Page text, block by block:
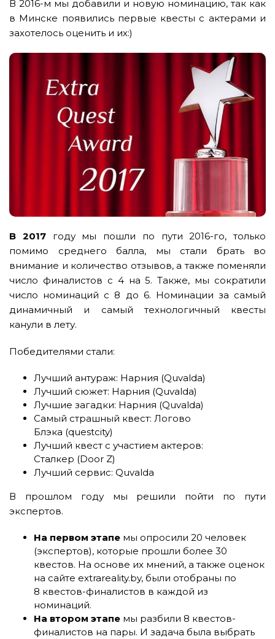
В 2016-м мы добавили и новую номинацию, так как
в Минске появились первые квесты с актерами и
захотелось оценить и их:)
В 2017 году мы пошли по пути 2016-го, только
помимо среднего балла, мы стали брать во
внимание и количество отзывов, а также поменяли
число финалистов с 4 на 5. Также, мы сократили
число номинаций с 8 до 6. Номинации за самый
динамичный и самый технологичный квесты
канули в лету.
Победителями стали:
Лучший антураж: Нарния (Quvalda)
Лучший сюжет: Нарния (Quvalda)
Лучшие загадки: Нарния (Quvalda)
Самый страшный квест: Логово
Блэка (questcity)
Лучший квест с участием актеров:
Сталкер (Door Z)
Лучший сервис: Quvalda
В прошлом году мы решили пойти по пути
экспертов.
На первом этапе мы опросили 20 человек
(экспертов), которые прошли более 30
квестов. На основе их мнений, а также оценок
на сайте extrareality.by, были отобраны по
8 квестов-финалистов в каждой из
номинаций.
На втором этапе мы разбили 8 квестов-
финалистов на пары. И задача была выбрать